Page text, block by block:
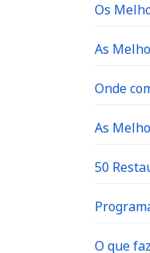
Os
As
Onde
As
50
O que